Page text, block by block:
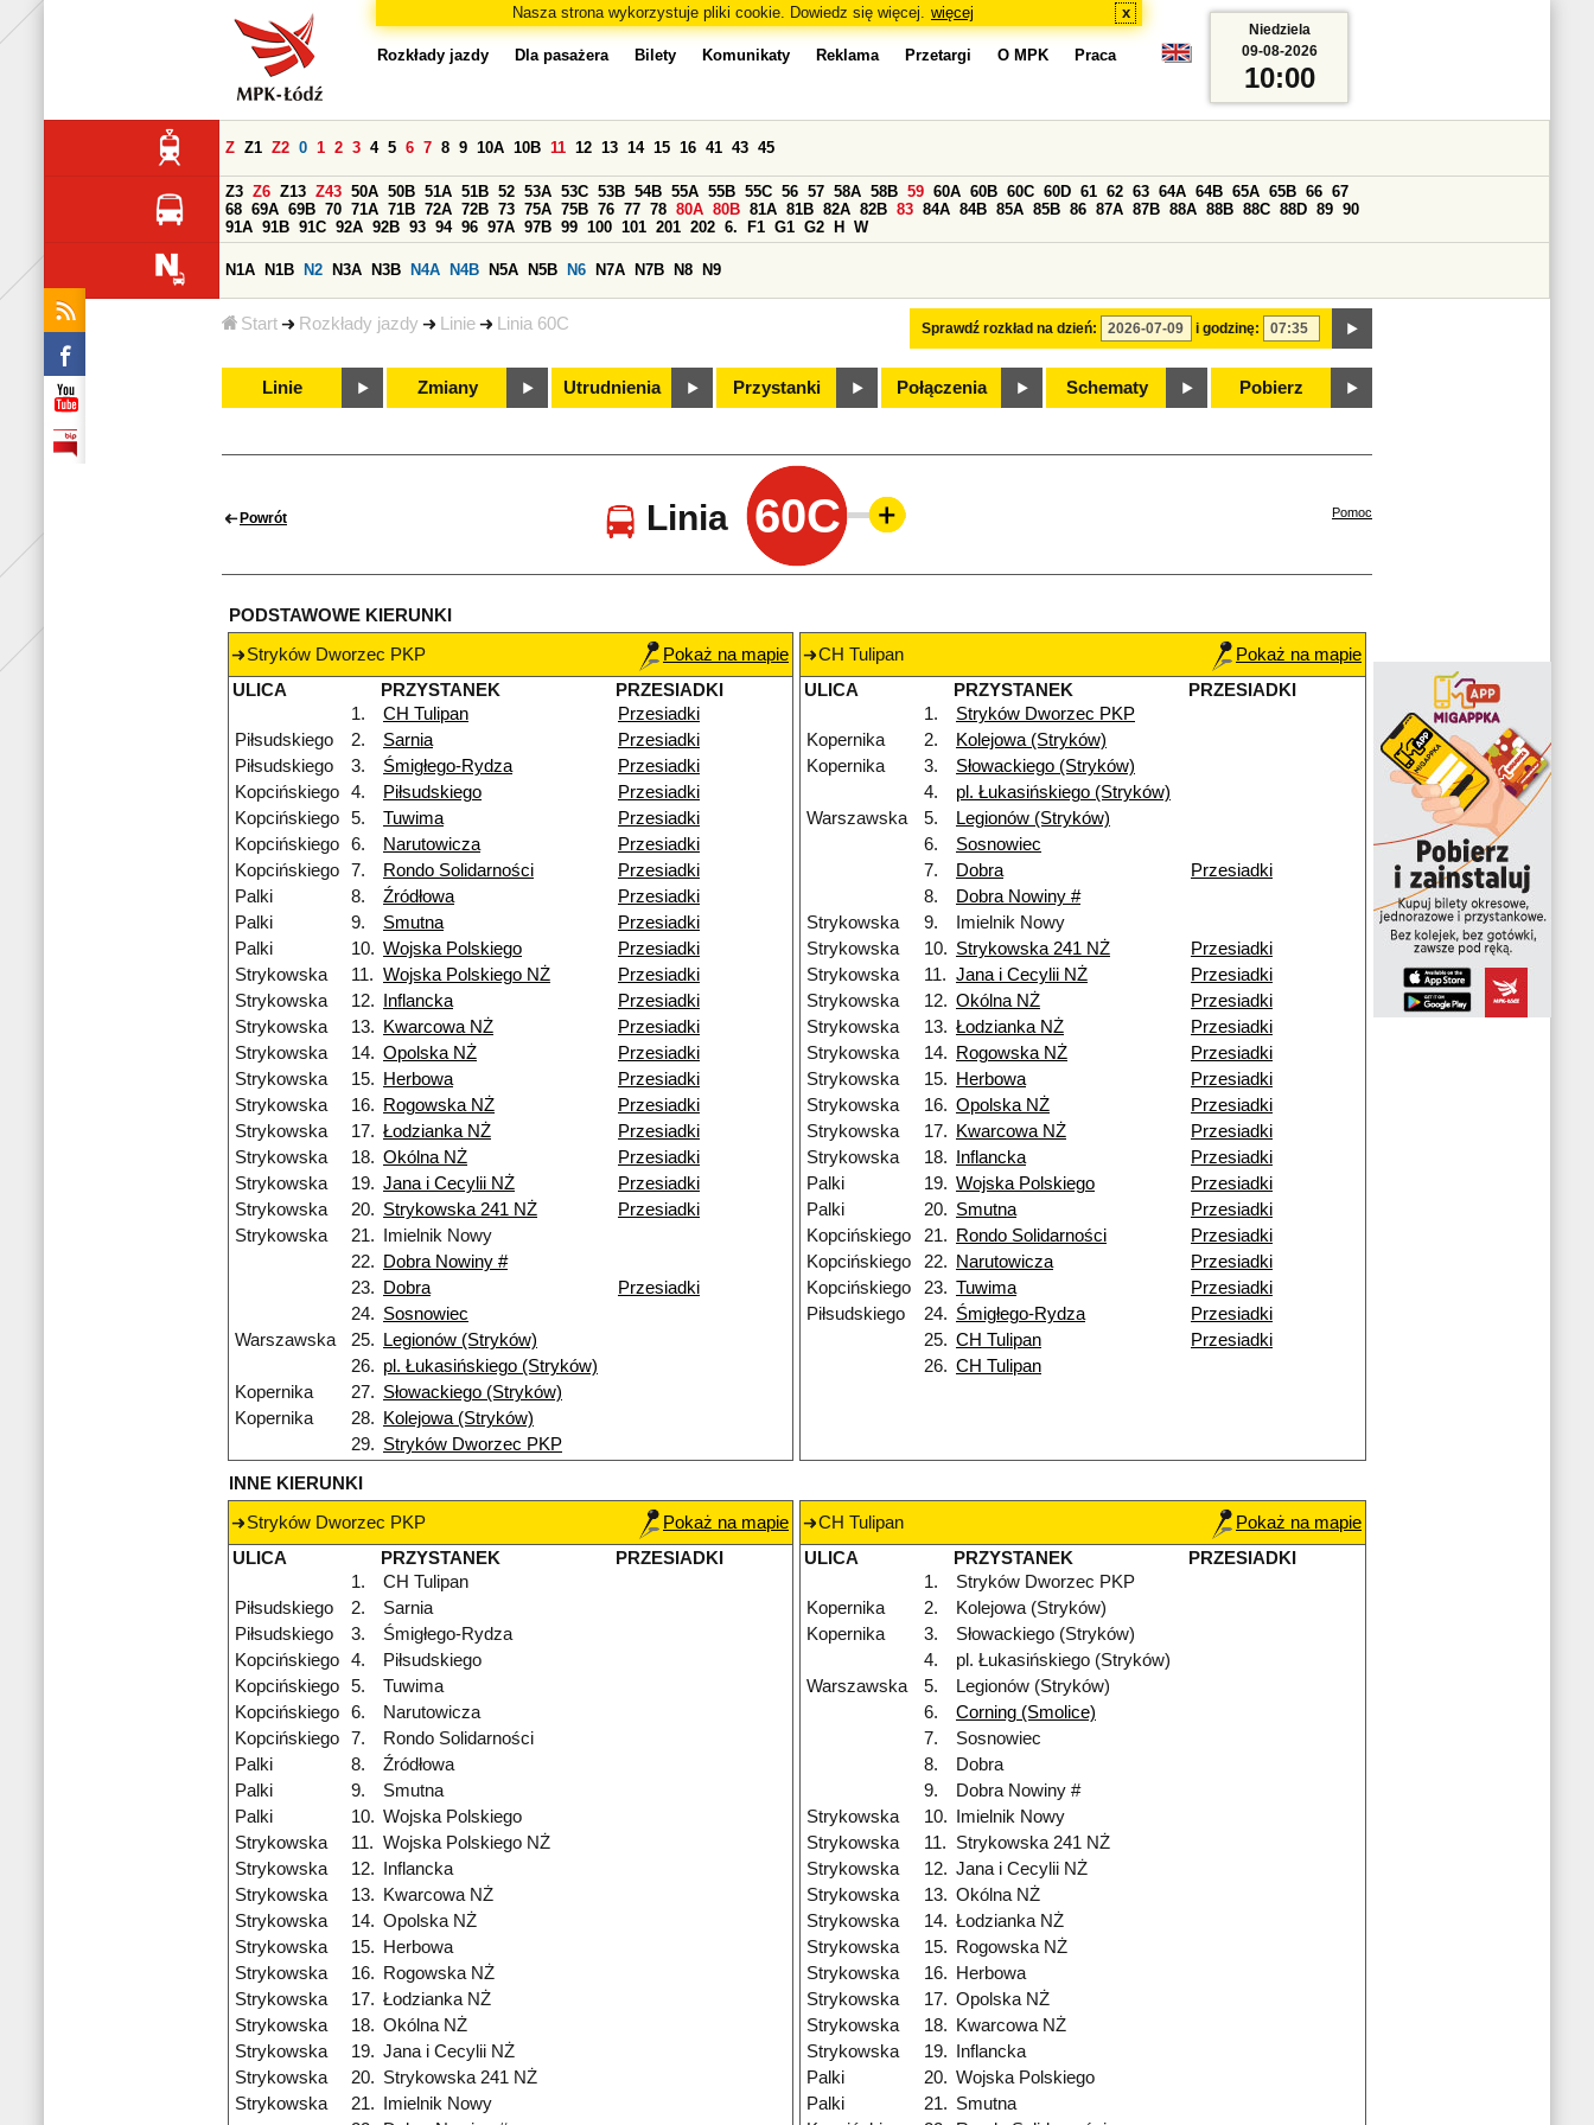
Nasza strona wykorzystuje pliki cookie. Dowiedz się więcej. więcej x
Start Rozkłady jazdy Linie Linia 60C
Rozkłady jazdy Dla pasażera Bilety Komunikaty Reklama Przetargi O MPK Praca
Sprawdź rozkład na dzień: i godzinę:
Z Z1 Z2 0 1 2 3 4 5 6 7 8 9 10A 10B 11 12 13 14 15 16 41 43 45
Z3 Z6 Z13 Z43 50A 50B 51A 51B 52 53A 53C 53B 54B 55A 55B 55C 56 57 58A 58B 59 60A 60B 60C 60D 61 62 63 64A 64B 65A 65B 66 67
68 69A 69B 70 71A 71B 72A 72B 73 75A 75B 76 77 78 80A 80B 81A 81B 82A 82B 83 84A 84B 85A 85B 86 87A 87B 88A 88B 88C 88D 89 90
91A 91B 91C 92A 92B 93 94 96 97A 97B 99 100 101 201 202 6. F1 G1 G2 H W
N1A N1B N2 N3A N3B N4A N4B N5A N5B N6 N7A N7B N8 N9
Linie Zmiany Utrudnienia Przystanki Połączenia Schematy Pobierz
Niedziela
09-08-2026
10:00
Powrót Linia 60C Pomoc
PODSTAWOWE KIERUNKI
Stryków Dworzec PKP
Pokaż na mapie
ULICA
PRZYSTANEK
PRZESIADKI
1.
CH Tulipan
Przesiadki
Piłsudskiego
2. Sarnia
Przesiadki
Piłsudskiego
3. Śmigłego-Rydza
Przesiadki
Kopcińskiego
4. Piłsudskiego
Przesiadki
Kopcińskiego
5. Tuwima
Przesiadki
Kopcińskiego
6. Narutowicza
Przesiadki
Kopcińskiego
7. Rondo Solidarności
Przesiadki
Palki
8. Źródłowa
Przesiadki
Palki
9. Smutna
Przesiadki
Palki
10. Wojska Polskiego
Przesiadki
Strykowska
11. Wojska Polskiego NŻ
Przesiadki
Strykowska
12. Inflancka
Przesiadki
Strykowska
13. Kwarcowa NŻ
Przesiadki
Strykowska
14. Opolska NŻ
Przesiadki
Strykowska
15. Herbowa
Przesiadki
Strykowska
16. Rogowska NŻ
Przesiadki
Strykowska
17. Łodzianka NŻ
Przesiadki
Strykowska
18. Okólna NŻ
Przesiadki
Strykowska
19. Jana i Cecylii NŻ
Przesiadki
Strykowska
20. Strykowska 241 NŻ
Przesiadki
Strykowska
21.
Imielnik Nowy
22.
Dobra Nowiny #
23.
Dobra
Przesiadki
24. Sosnowiec
Warszawska
25.
Legionów (Stryków)
26. pl. Łukasińskiego (Stryków)
Kopernika
27. Słowackiego (Stryków)
Kopernika
28.
Kolejowa (Stryków)
29. Stryków Dworzec PKP
CH Tulipan
Pokaż na mapie
ULICA
PRZYSTANEK
PRZESIADKI
1.
Stryków Dworzec PKP
Kopernika
2.
Kolejowa (Stryków)
Kopernika
3.
Słowackiego (Stryków)
4.
pl. Łukasińskiego (Stryków)
Warszawska
5.
Legionów (Stryków)
6.
Sosnowiec
7.
Dobra
Przesiadki
8.
Dobra Nowiny #
Strykowska
9.
Imielnik Nowy
Strykowska
10. Strykowska 241 NŻ
Przesiadki
Strykowska
11. Jana i Cecylii NŻ
Przesiadki
Strykowska
12. Okólna NŻ
Przesiadki
Strykowska
13. Łodzianka NŻ
Przesiadki
Strykowska
14. Rogowska NŻ
Przesiadki
Strykowska
15. Herbowa
Przesiadki
Strykowska
16. Opolska NŻ
Przesiadki
Strykowska
17. Kwarcowa NŻ
Przesiadki
Strykowska
18. Inflancka
Przesiadki
Palki
19. Wojska Polskiego
Przesiadki
Palki
20. Smutna
Przesiadki
Kopcińskiego
21. Rondo Solidarności
Przesiadki
Kopcińskiego
22. Narutowicza
Przesiadki
Kopcińskiego
23. Tuwima
Przesiadki
Piłsudskiego
24. Śmigłego-Rydza
Przesiadki
25. CH Tulipan
Przesiadki
26. CH Tulipan
INNE KIERUNKI
Stryków Dworzec PKP
Pokaż na mapie
ULICA
PRZYSTANEK
PRZESIADKI
1.
CH Tulipan
Piłsudskiego
2.
Sarnia
Piłsudskiego
3.
Śmigłego-Rydza
Kopcińskiego
4.
Piłsudskiego
Kopcińskiego
5.
Tuwima
Kopcińskiego
6.
Narutowicza
Kopcińskiego
7.
Rondo Solidarności
Palki
8.
Źródłowa
Palki
9.
Smutna
Palki
10. Wojska Polskiego
Strykowska
11. Wojska Polskiego NŻ
Strykowska
12.
Inflancka
Strykowska
13.
Kwarcowa NŻ
Strykowska
14. Opolska NŻ
Strykowska
15.
Herbowa
Strykowska
16.
Rogowska NŻ
Strykowska
17. Łodzianka NŻ
Strykowska
18. Okólna NŻ
Strykowska
19. Jana i Cecylii NŻ
Strykowska
20. Strykowska 241 NŻ
Strykowska
21.
Imielnik Nowy
CH Tulipan
Pokaż na mapie
ULICA
PRZYSTANEK
PRZESIADKI
1.
Stryków Dworzec PKP
Kopernika
2.
Kolejowa (Stryków)
Kopernika
3.
Słowackiego (Stryków)
4.
pl. Łukasińskiego (Stryków)
Warszawska
5.
Legionów (Stryków)
6.
Corning (Smolice)
7.
Sosnowiec
8.
Dobra
9.
Dobra Nowiny #
Strykowska
10.
Imielnik Nowy
Strykowska
11.
Strykowska 241 NŻ
Strykowska
12. Jana i Cecylii NŻ
Strykowska
13. Okólna NŻ
Strykowska
14. Łodzianka NŻ
Strykowska
15.
Rogowska NŻ
Strykowska
16.
Herbowa
Strykowska
17. Opolska NŻ
Strykowska
18.
Kwarcowa NŻ
Strykowska
19.
Inflancka
Palki
20. Wojska Polskiego
Palki
21. Smutna